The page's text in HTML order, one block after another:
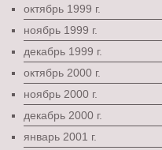
октябрь 1999 г.
ноябрь 1999 г.
декабрь 1999 г.
октябрь 2000 г.
ноябрь 2000 г.
декабрь 2000 г.
январь 2001 г.